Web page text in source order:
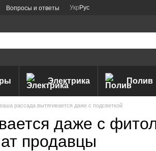
Вопросы и ответы Укр Рус
Электрика Полив
рассада вытягивается даже с подсветкой
даже с
продавцы